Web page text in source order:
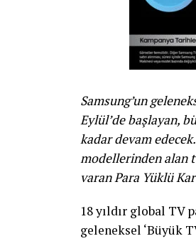
Samsung’un
Eylül’de başlayan,
kadar devam
modellerinden alan
varan Para Yüklü
18 yıldır global TV
geleneksel ‘Büyük